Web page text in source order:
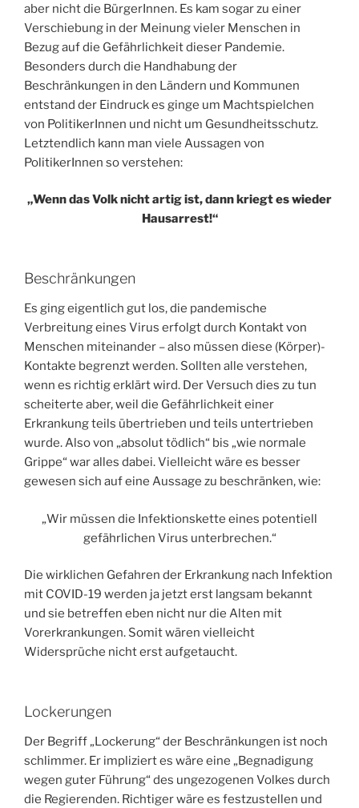
aber nicht die BürgerInnen. Es kam sogar zu einer
Verschiebung in der Meinung vieler Menschen in
Bezug auf die Gefährlichkeit dieser Pandemie.
Besonders durch die Handhabung der
Beschränkungen in den Ländern und Kommunen
entstand der Eindruck es ginge um Machtspielchen
von PolitikerInnen und nicht um Gesundheitsschutz.
Letztendlich kann man viele Aussagen von
PolitikerInnen so verstehen:
„Wenn das Volk nicht artig ist, dann kriegt es wieder
Hausarrest!“
Beschränkungen
Es ging eigentlich gut los, die pandemische
Verbreitung eines Virus erfolgt durch Kontakt von
Menschen miteinander – also müssen diese (Körper)-
Kontakte begrenzt werden. Sollten alle verstehen,
wenn es richtig erklärt wird. Der Versuch dies zu tun
scheiterte aber, weil die Gefährlichkeit einer
Erkrankung teils übertrieben und teils untertrieben
wurde. Also von „absolut tödlich“ bis „wie normale
Grippe“ war alles dabei. Vielleicht wäre es besser
gewesen sich auf eine Aussage zu beschränken, wie:
„Wir müssen die Infektionskette eines potentiell
gefährlichen Virus unterbrechen.“
Die wirklichen Gefahren der Erkrankung nach Infektion
mit COVID-19 werden ja jetzt erst langsam bekannt
und sie betreffen eben nicht nur die Alten mit
Vorerkrankungen. Somit wären vielleicht
Widersprüche nicht erst aufgetaucht.
Lockerungen
Der Begriff „Lockerung“ der Beschränkungen ist noch
schlimmer. Er impliziert es wäre eine „Begnadigung
wegen guter Führung“ des ungezogenen Volkes durch
die Regierenden. Richtiger wäre es festzustellen und